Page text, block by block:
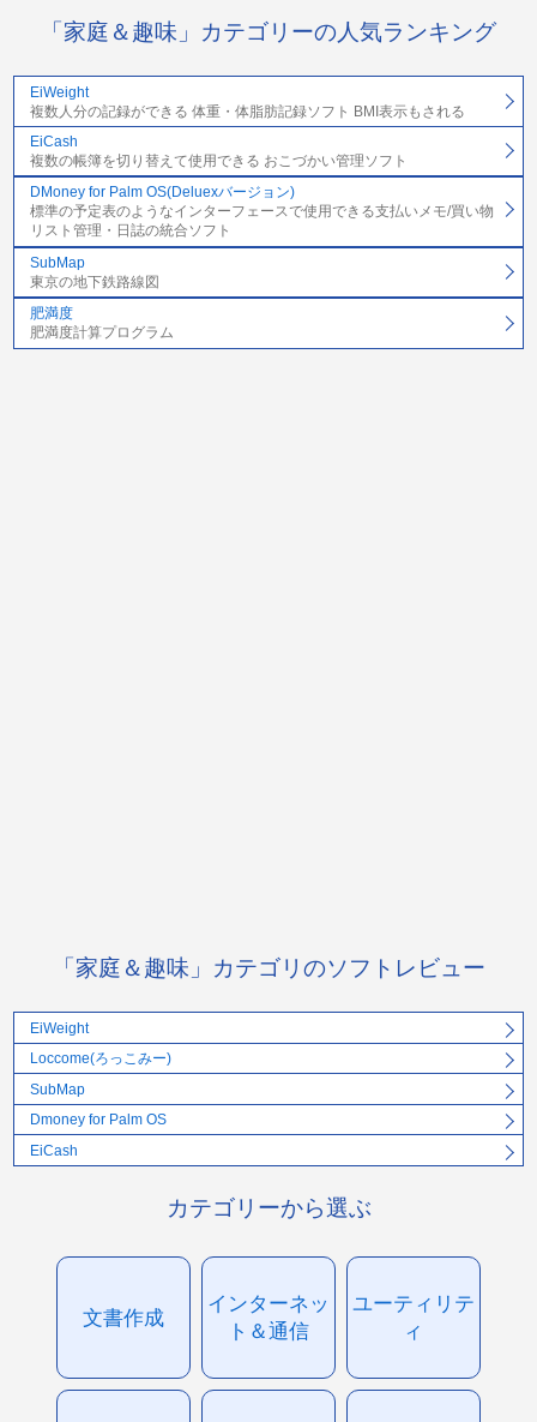
「家庭＆趣味」カテゴリーの人気ランキング
EiWeight
複数人分の記録ができる 体重・体脂肪記録ソフト BMI表示もされる
EiCash
複数の帳簿を切り替えて使用できる おこづかい管理ソフト
DMoney for Palm OS(Deluexバージョン)
標準の予定表のようなインターフェースで使用できる支払いメモ/買い物
リスト管理・日誌の統合ソフト
SubMap
東京の地下鉄路線図
肥満度
肥満度計算プログラム
「家庭＆趣味」カテゴリのソフトレビュー
EiWeight
Loccome(ろっこみー)
SubMap
Dmoney for Palm OS
EiCash
カテゴリーから選ぶ
文書作成
インターネッ
ト＆通信
ユーティリテ
ィ